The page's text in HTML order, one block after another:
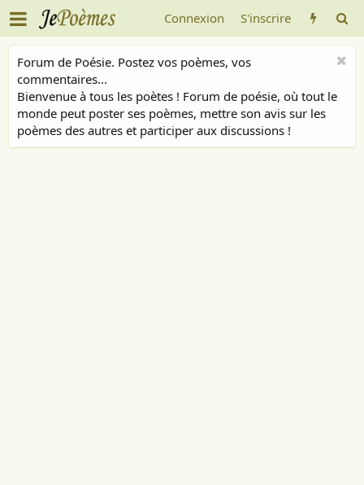
Connexion S'inscrire
Forum de Poésie. Postez vos poèmes, vos
commentaires...
Bienvenue à tous les poètes ! Forum de poésie, où tout le
monde peut poster ses poèmes, mettre son avis sur les
poèmes des autres et participer aux discussions !